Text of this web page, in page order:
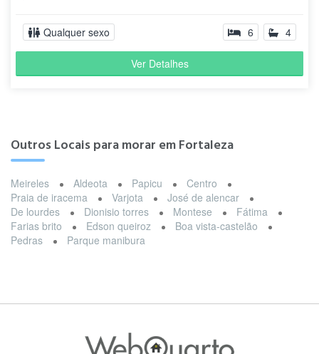
Qualquer sexo 6 4
Ver Detalhes
Outros Locais para morar em Fortaleza
Meireles Aldeota Papicu
Centro
Praia de iracema
Varjota
José de alencar
De lourdes
Dionisio torres Montese
Fátima
Farias brito
Edson queiroz
Boa vista-castelão
Pedras
Parque manibura